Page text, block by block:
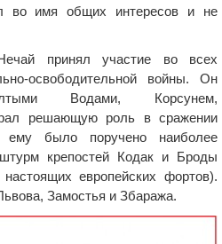
во имя общих интересов и не
принял участие во всех
освободительной войны. Он
Водами, Корсунем,
решающую роль в сражении
было поручено наиболее
крепостей Кодак и Броды
европейских фортов).
Замостья и Збаража.